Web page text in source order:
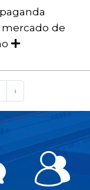
de
›